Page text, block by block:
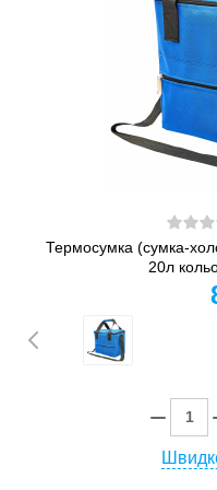
Термосумка (сумка-
20л